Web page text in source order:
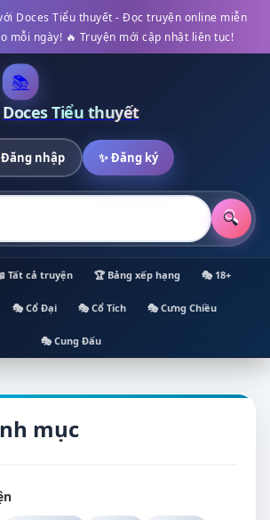
Doces Tiểu thuyết - Đọc truyện online miễn
mỗi ngày! 🔥 Truyện mới cập nhật liên tục!
📚
Doces Tiểu thuyết
🔍
Đăng nhập ✨ Đăng ký
Tất cả truyện 🏆 Bảng xếp hạng 🎭 18+
🎭 Cổ Đại 🎭 Cổ Tích 🎭 Cưng Chiều
🎭 Cung Đấu
mục